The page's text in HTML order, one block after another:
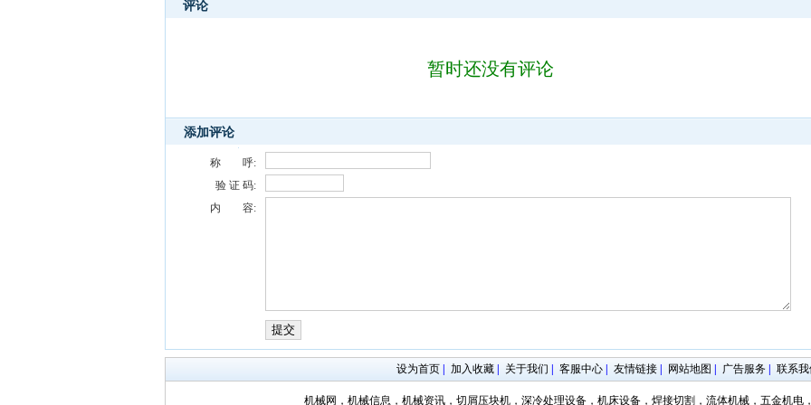
评论
暂时还没有评论
添加评论
称 呼:
验 证 码:
内 容:
设为首页 加入收藏 关于我们 客服中心 友情链接 网站地图 广告服务 联系我
机械网，机械信息，机械资讯，切屑压块机，深冷处理设备，机床设备，焊接切割，流体机械，五金机电